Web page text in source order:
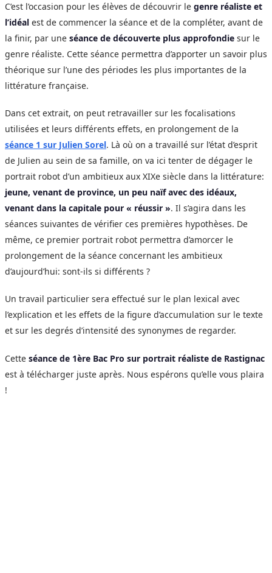
C’est l’occasion pour les élèves de découvrir le genre réaliste et
l’idéal est de commencer la séance et de la compléter, avant de
la finir, par une séance de découverte plus approfondie sur le
genre réaliste. Cette séance permettra d’apporter un savoir plus
théorique sur l’une des périodes les plus importantes de la
littérature française.
Dans cet extrait, on peut retravailler sur les focalisations
utilisées et leurs différents effets, en prolongement de la
séance 1 sur Julien Sorel. Là où on a travaillé sur l’état d’esprit
de Julien au sein de sa famille, on va ici tenter de dégager le
portrait robot d’un ambitieux aux XIXe siècle dans la littérature:
jeune, venant de province, un peu naïf avec des idéaux,
venant dans la capitale pour « réussir ». Il s’agira dans les
séances suivantes de vérifier ces premières hypothèses. De
même, ce premier portrait robot permettra d’amorcer le
prolongement de la séance concernant les ambitieux
d’aujourd’hui: sont-ils si différents ?
Un travail particulier sera effectué sur le plan lexical avec
l’explication et les effets de la figure d’accumulation sur le texte
et sur les degrés d’intensité des synonymes de regarder.
Cette séance de 1ère Bac Pro sur portrait réaliste de Rastignac
est à télécharger juste après. Nous espérons qu’elle vous plaira
!